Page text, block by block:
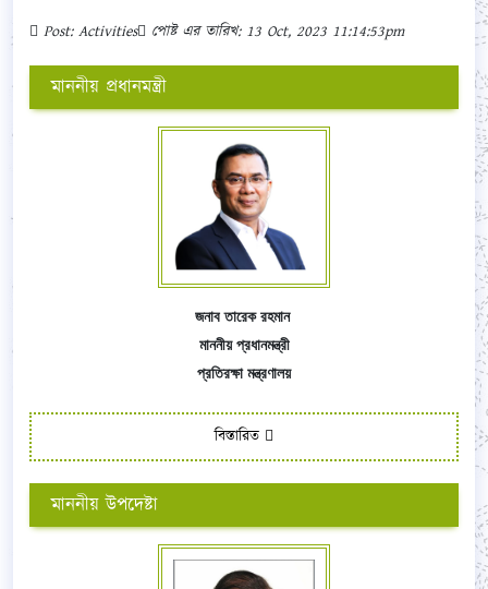
Post: Activities পোষ্ট এর তারিখ: 13 Oct, 2023 11:14:53pm
মাননীয় প্রধানমন্ত্রী
জনাব তারেক রহমান
মাননীয় প্রধানমন্ত্রী
প্রতিরক্ষা মন্ত্রণালয়
বিস্তারিত
মাননীয় উপদেষ্টা